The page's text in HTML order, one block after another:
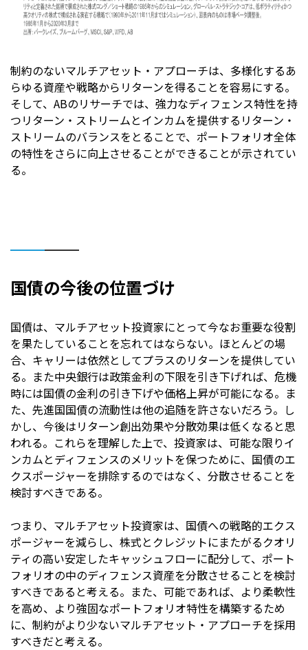
制約のないマルチアセット・アプローチは、多様化するあ
らゆる資産や戦略からリターンを得ることを容易にする。
そして、ABのリサーチでは、強力なディフェンス特性を持
つリターン・ストリームとインカムを提供するリターン・
ストリームのバランスをとることで、ポートフォリオ全体
の特性をさらに向上させることができることが示されてい
る。
国債の今後の位置づけ
国債は、マルチアセット投資家にとって今なお重要な役割
を果たしていることを忘れてはならない。ほとんどの場
合、キャリーは依然としてプラスのリターンを提供してい
る。また中央銀行は政策金利の下限を引き下げれば、危機
時には国債の金利の引き下げや価格上昇が可能になる。ま
た、先進国国債の流動性は他の追随を許さないだろう。し
かし、今後はリターン創出効果や分散効果は低くなると思
われる。これらを理解した上で、投資家は、可能な限りイ
ンカムとディフェンスのメリットを保つために、国債のエ
クスポージャーを排除するのではなく、分散させることを
検討すべきである。
つまり、マルチアセット投資家は、国債への戦略的エクス
ポージャーを減らし、株式とクレジットにまたがるクオリ
ティの高い安定したキャッシュフローに配分して、ポート
フォリオの中のディフェンス資産を分散させることを検討
すべきであると考える。また、可能であれば、より柔軟性
を高め、より強固なポートフォリオ特性を構築するため
に、制約がより少ないマルチアセット・アプローチを採用
すべきだと考える。